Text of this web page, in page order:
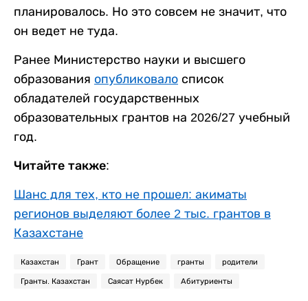
планировалось. Но это совсем не значит, что
он ведет не туда.
Ранее Министерство науки и высшего
образования опубликовало список
обладателей государственных
образовательных грантов на 2026/27 учебный
год.
Читайте также:
Шанс для тех, кто не прошел: акиматы
регионов выделяют более 2 тыс. грантов в
Казахстане
Казахстан Грант Обращение гранты родители
Гранты. Казахстан Саясат Нурбек Абитуриенты